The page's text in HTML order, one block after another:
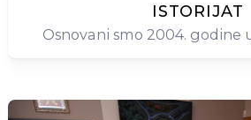
ISTORIJAT
Osnovani smo 2004. godine